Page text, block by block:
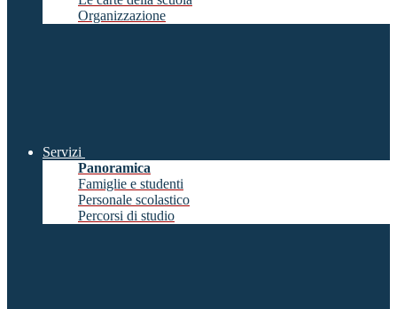
Organizzazione
Servizi
Panoramica
Famiglie e studenti
Personale scolastico
Percorsi di studio